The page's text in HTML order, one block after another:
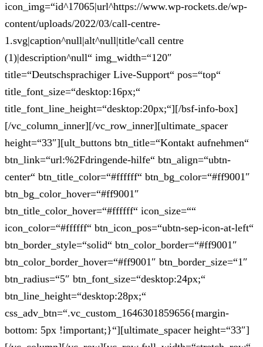
icon_img=“id^17065|url^https://www.wp-rockets.de/wp-
content/uploads/2022/03/call-centre-
1.svg|caption^null|alt^null|title^call centre
(1)|description^null“ img_width=“120″
title=“Deutschsprachiger Live-Support“ pos=“top“
title_font_size=“desktop:16px;“
title_font_line_height=“desktop:20px;“][/bsf-info-box]
[/vc_column_inner][/vc_row_inner][ultimate_spacer
height=“33″][ult_buttons btn_title=“Kontakt aufnehmen“
btn_link=“url:%2Fdringende-hilfe“ btn_align=“ubtn-
center“ btn_title_color=“#ffffff“ btn_bg_color=“#ff9001″
btn_bg_color_hover=“#ff9001″
btn_title_color_hover=“#ffffff“ icon_size=““
icon_color=“#ffffff“ btn_icon_pos=“ubtn-sep-icon-at-left“
btn_border_style=“solid“ btn_color_border=“#ff9001″
btn_color_border_hover=“#ff9001″ btn_border_size=“1″
btn_radius=“5″ btn_font_size=“desktop:24px;“
btn_line_height=“desktop:28px;“
css_adv_btn=“.vc_custom_1646301859656{margin-
bottom: 5px !important;}“][ultimate_spacer height=“33″]